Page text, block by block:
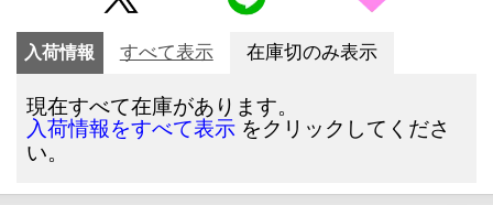
入荷情報 すべて表示 在庫切のみ表示
現在すべて在庫があります。
入荷情報をすべて表示 をクリックしてくださ
い。